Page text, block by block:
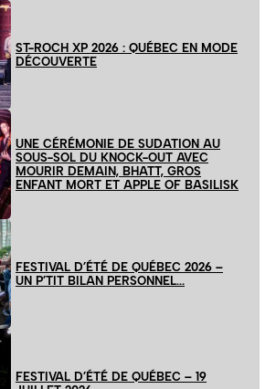
ST-ROCH XP 2026 : QUÉBEC EN MODE
DÉCOUVERTE
UNE CÉRÉMONIE DE SUDATION AU
SOUS-SOL DU KNOCK-OUT AVEC
MOURIR DEMAIN, BHATT, GROS
ENFANT MORT ET APPLE OF BASILISK
FESTIVAL D’ÉTÉ DE QUÉBEC 2026 –
UN P’TIT BILAN PERSONNEL…
FESTIVAL D’ÉTÉ DE QUÉBEC – 19